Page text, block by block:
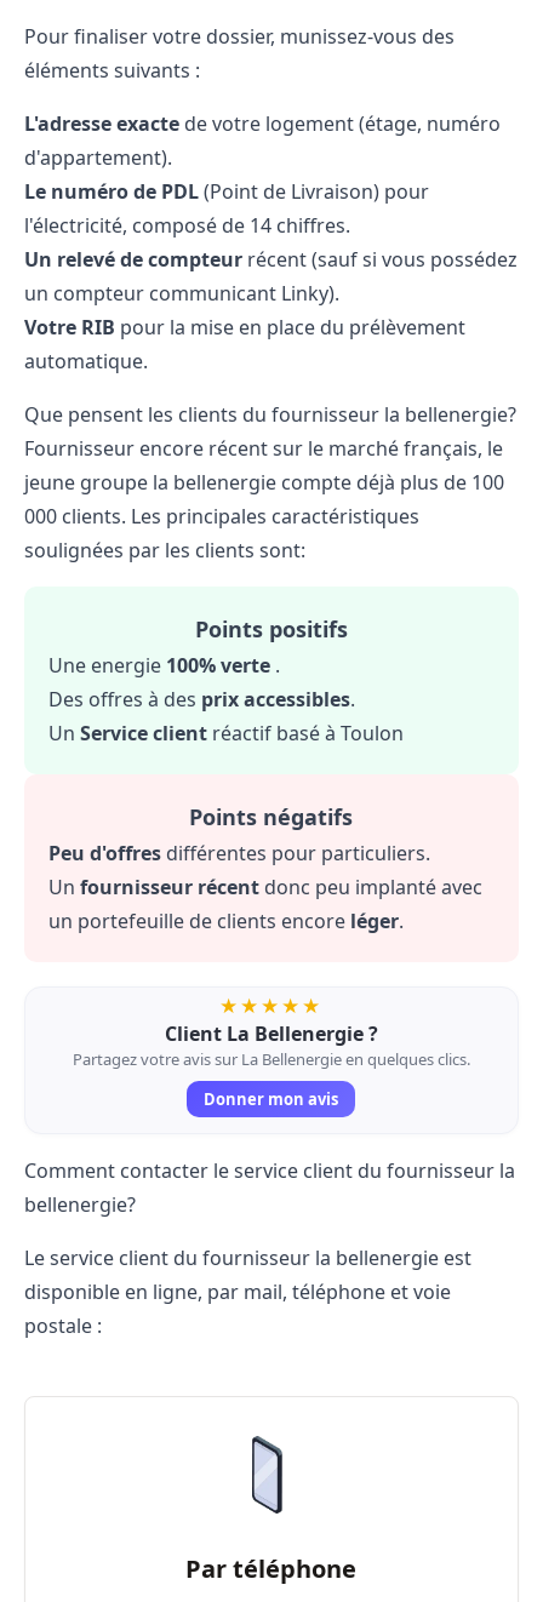
Pour finaliser votre dossier, munissez-vous des
éléments suivants :
L'adresse exacte de votre logement (étage, numéro
d'appartement).
Le numéro de PDL(Point de Livraison) pour
l'électricité, composé de 14 chiffres.
Un relevé de compteur récent (sauf si vous possédez
un compteur communicant Linky).
Votre RIB pour la mise en place du prélèvement
automatique.
Que pensent les clients du fournisseur la bellenergie?
Fournisseur encore récent sur le marché français, le
jeune groupe la bellenergie compte déjà plus de 100
000 clients. Les principales caractéristiques
soulignées par les clients sont:
Points positifs
Une energie 100% verte .
Des offres à des prix accessibles.
Un Service client réactif basé à Toulon
Points négatifs
Peu d'offres différentes pour particuliers.
Un fournisseur récent donc peu implanté avec
un portefeuille de clients encore léger.
★★★★★
Client La Bellenergie ?
Partagez votre avis sur La Bellenergie en quelques clics.
Donner mon avis
Comment contacter le service client du fournisseur la
bellenergie?
Le service client du fournisseur la bellenergie est
disponible en ligne, par mail, téléphone et voie
postale :
Par téléphone